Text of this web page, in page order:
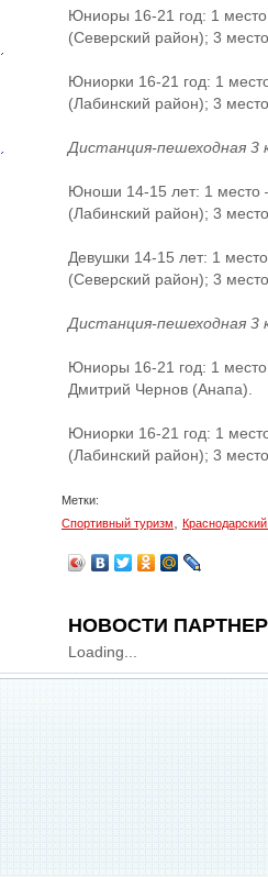
Юниоры 16-21 год: 1
(Северский район); 3
Юниорки 16-21 год: 1
(Лабинский район); 3
Дистанция-пешеходная 3
Юноши 14-15 лет: 1 место
(Лабинский район); 3
Девушки 14-15 лет: 1
(Северский район); 3
Дистанция-пешеходная 3
Юниоры 16-21 год: 1
Дмитрий Чернов (Анапа).
Юниорки 16-21 год: 1
(Лабинский район); 3
Метки:
Спортивный туризм
НОВОСТИ
Loading...